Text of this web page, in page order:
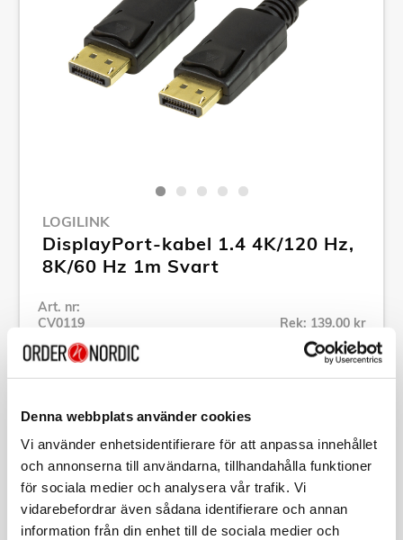
Denna webbplats använder cookies
Vi använder enhetsidentifierare för att anpassa innehållet
och annonserna till användarna, tillhandahålla funktioner
för sociala medier och analysera vår trafik. Vi
vidarebefordrar även sådana identifierare och annan
information från din enhet till de sociala medier och
LOGILINK
DisplayPort-kabel 1.4 4K/120 Hz,
8K/60 Hz 1m Svart
Art. nr:
CV0119
Tillv. art. nr:
CV0119
Rek: 139,00 kr
Se alla produkter inom LogiLink
Specifikation
Beskrivning